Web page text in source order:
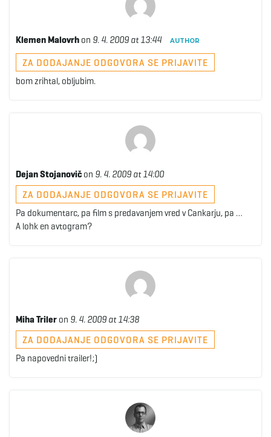
Klemen Malovrh on 9. 4. 2009 at 13:44 AUTHOR
ZA DODAJANJE ODGOVORA SE PRIJAVITE
bom zrihtal, obljubim.
Dejan Stojanovič on 9. 4. 2009 at 14:00
ZA DODAJANJE ODGOVORA SE PRIJAVITE
Pa dokumentarc, pa film s predavanjem vred v Cankarju, pa …
A lohk en avtogram?
Miha Triler on 9. 4. 2009 at 14:38
ZA DODAJANJE ODGOVORA SE PRIJAVITE
Pa napovedni trailer!;)